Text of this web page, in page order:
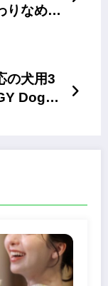
りなめら
の犬用3
Dog」